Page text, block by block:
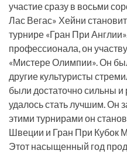
участие сразу в восьми
Лас Вегас» Хейни
турнире «Гран При
профессионала, он
«Мистере Олимпии». Он
другие культуристы
были достаточно сильны
удалось стать лучшим. Он
этими турнирами он
Швеции и Гран При Кубок
Этот насыщенный год